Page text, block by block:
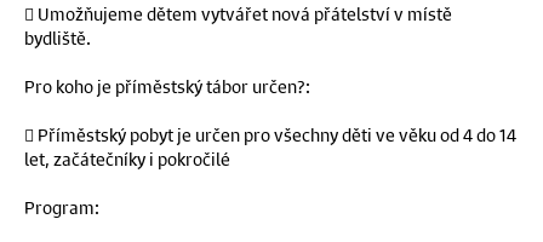
 Umožňujeme dětem vytvářet nová přátelství v místě
bydliště.
Pro koho je příměstský tábor určen?:
 Příměstský pobyt je určen pro všechny děti ve věku od 4 do 14
let, začátečníky i pokročilé
Program: